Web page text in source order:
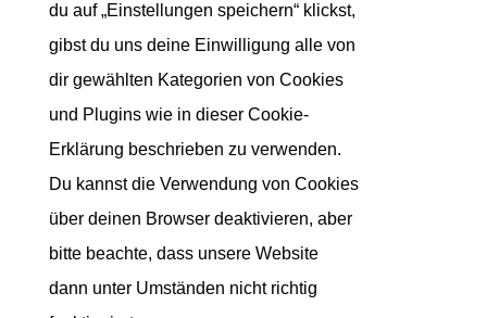
du auf „Einstellungen speichern“ klickst,
gibst du uns deine Einwilligung alle von
dir gewählten Kategorien von Cookies
und Plugins wie in dieser Cookie-
Erklärung beschrieben zu verwenden.
Du kannst die Verwendung von Cookies
über deinen Browser deaktivieren, aber
bitte beachte, dass unsere Website
dann unter Umständen nicht richtig